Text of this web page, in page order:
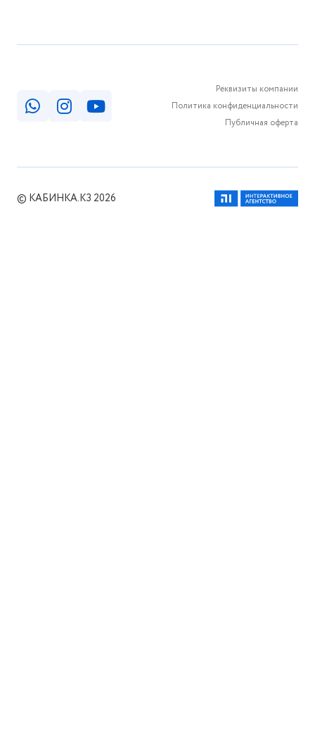
Реквизиты компании
Политика конфиденциальности
Публичная оферта
© КАБИНКА.КЗ 2026